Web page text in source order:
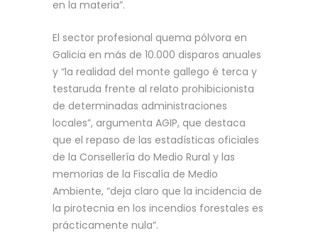
en la materia”.
El sector profesional quema pólvora en
Galicia en más de 10.000 disparos anuales
y “la realidad del monte gallego é terca y
testaruda frente al relato prohibicionista
de determinadas administraciones
locales”, argumenta AGIP, que destaca
que el repaso de las estadísticas oficiales
de la Consellería do Medio Rural y las
memorias de la Fiscalía de Medio
Ambiente, “deja claro que la incidencia de
la pirotecnia en los incendios forestales es
prácticamente nula”.